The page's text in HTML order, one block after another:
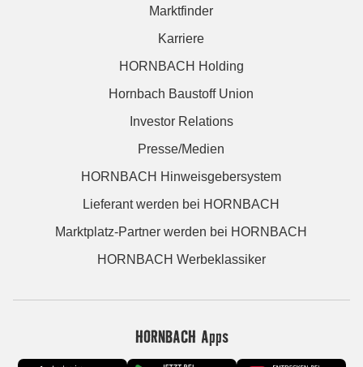
Marktfinder
Karriere
HORNBACH Holding
Hornbach Baustoff Union
Investor Relations
Presse/Medien
HORNBACH Hinweisgebersystem
Lieferant werden bei HORNBACH
Marktplatz-Partner werden bei HORNBACH
HORNBACH Werbeklassiker
HORNBACH Apps